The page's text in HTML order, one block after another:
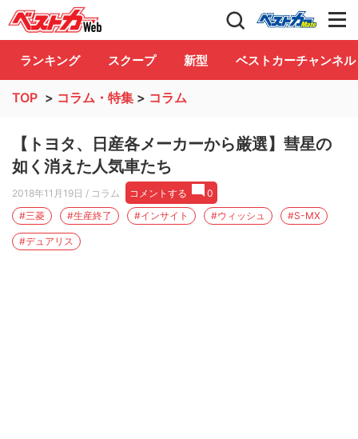
自動車情報誌「ベストカー」 Club
ランキング スクープ 新型 ベストカーチャンネル
TOP > コラム・特集 > コラム
【トヨタ、日産各メーカーから厳選】彗星の
如く消えた人気車たち
2018年11月19日 / コラム コメントする
0
#三菱
#生産終了 #インサイト #ウィッシュ #S-MX
#デュアリス